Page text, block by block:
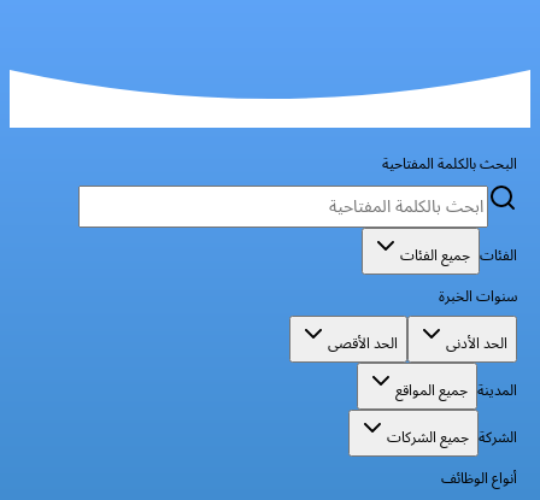
البحث بالكلمة المفتاحية
الفئات جميع الفئات
سنوات الخبرة
الحد الأدنى
الحد الأقصى
المدينة جميع المواقع
الشركة جميع الشركات
أنواع الوظائف